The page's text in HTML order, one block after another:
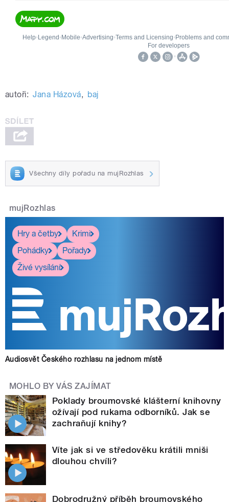
autoři: Jana Házová, baj
Všechny díly pořadu na mujRozhlas
mujRozhlas
Hry a četby
Krimi
Pohádky
Pořady
Živé vysílání
Audiosvět Českého rozhlasu na jednom místě
MOHLO BY VÁS ZAJÍMAT
Poklady broumovské klášterní knihovny
ožívají pod rukama odborníků. Jak se
zachraňují knihy?
Víte jak si ve středověku krátili mniši
dlouhou chvíli?
Dobrodružný příběh broumovského